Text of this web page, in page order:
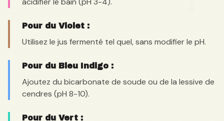
Pour du Violet :
Utilisez le jus fermenté tel quel, sans modifier le pH.
Pour du Bleu Indigo :
Ajoutez du bicarbonate de soude ou de la lessive de
cendres (pH 8-10).
Pour du Vert :